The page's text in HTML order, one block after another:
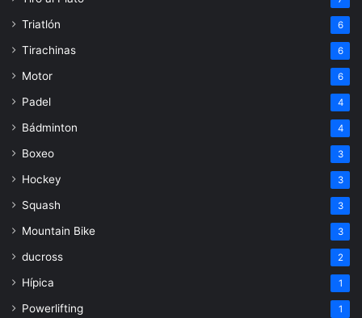
Triatlón 6
Tirachinas 6
Motor 6
Padel 4
Bádminton 4
Boxeo 3
Hockey 3
Squash 3
Mountain Bike 3
ducross 2
Hípica 1
Powerlifting 1